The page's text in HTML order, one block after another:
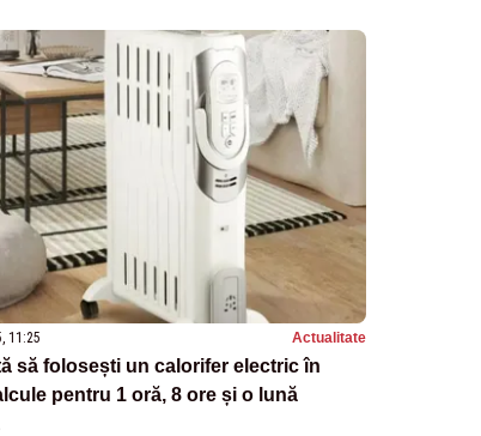
11:25 Actualitate
să folosești un calorifer electric în
pentru 1 oră, 8 ore și o lună